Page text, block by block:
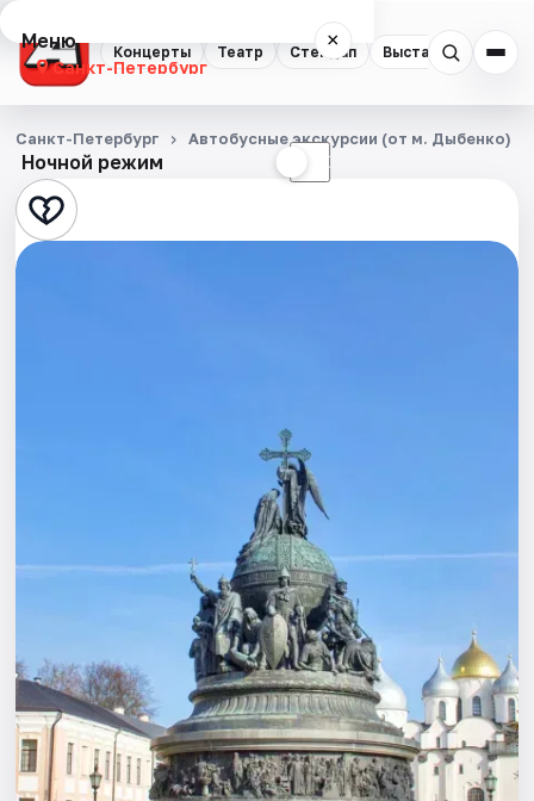
Концерты Театр Стендап Выставки
Меню ×
Санкт-Петербург
Концерты
Театр
Стендап
Артисты
Рейтинги
Ночной режим ☾
Санкт-Петербург Автобусные экскурсии (от м. Дыбенко)